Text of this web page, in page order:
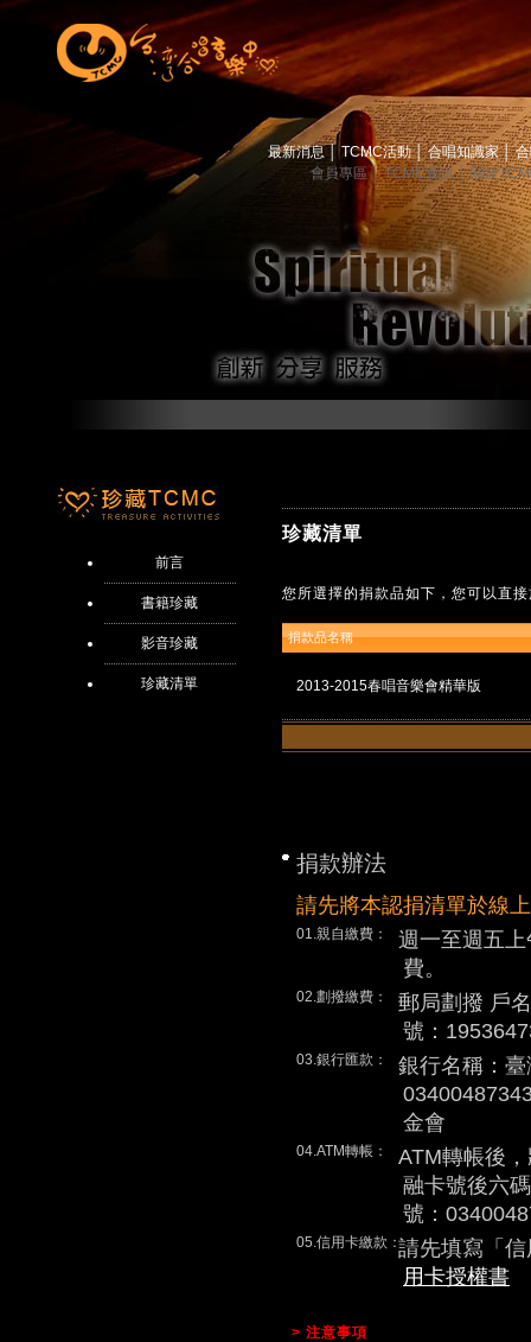
最新消息 TCMC活動│ 合唱知識家│
會員專區│ TCMC會訊│ 關於
前言
書籍珍藏
影音珍藏
珍藏清單
珍藏清單
您所選擇的捐款品如下，您可以直
捐款品名稱
2013-2015春唱音樂會精華版
捐款辦法
請先將本認捐清單於線
01.親自繳費：
週一至週五
費。
02.劃撥繳費：
郵局劃撥 戶
號：
03.銀行匯款：
銀行名稱：
金會
04.ATM轉帳：
ATM轉帳後
融卡號後六
號：
05.信用卡繳款：請先填寫「
用卡授權書
> 注意事項